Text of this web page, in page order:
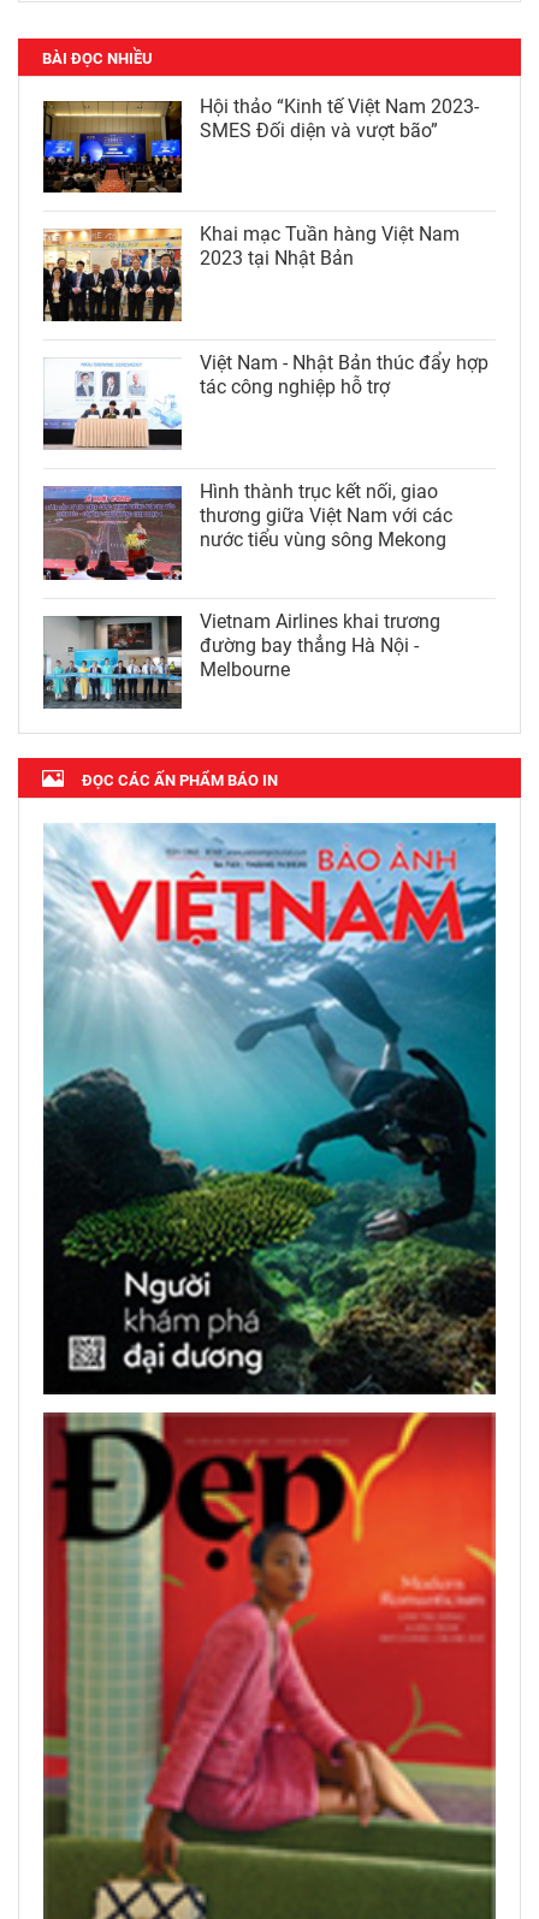
BÀI ĐỌC NHIỀU
Hội thảo “Kinh tế Việt Nam 2023-
SMES Đối diện và vượt bão”
Khai mạc Tuần hàng Việt Nam
2023 tại Nhật Bản
Việt Nam - Nhật Bản thúc đẩy hợp
tác công nghiệp hỗ trợ
Hình thành trục kết nối, giao
thương giữa Việt Nam với các
nước tiểu vùng sông Mekong
Vietnam Airlines khai trương
đường bay thẳng Hà Nội -
Melbourne
ĐỌC CÁC ẤN PHẨM BÁO IN